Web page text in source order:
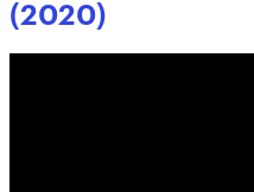
(2020)